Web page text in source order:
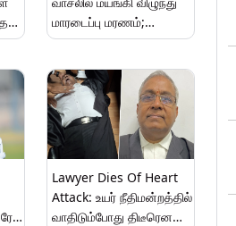
மாரடைப்பு மரணம்;
அரசியல்கட்சி பிரமுகரின்
சோகம்.!
Lawyer Dies Of Heart
Attack: உயர் நீதிமன்றத்தில்
வாதிடும்போது திடீரென